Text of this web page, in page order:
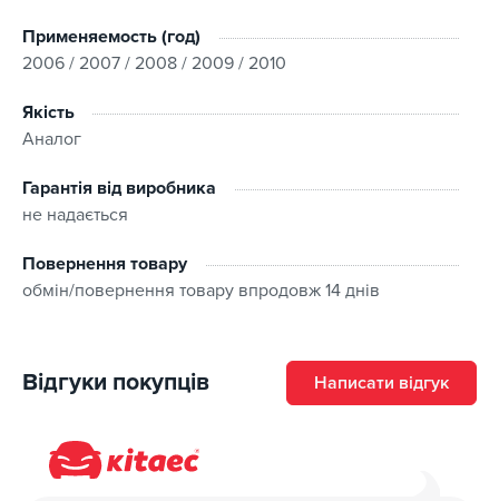
Применяемость (год)
2006 / 2007 / 2008 / 2009 / 2010
Якість
Аналог
Гарантія від виробника
не надається
Повернення товару
обмін/повернення товару впродовж 14 днів
Відгуки покупців Написати відгук